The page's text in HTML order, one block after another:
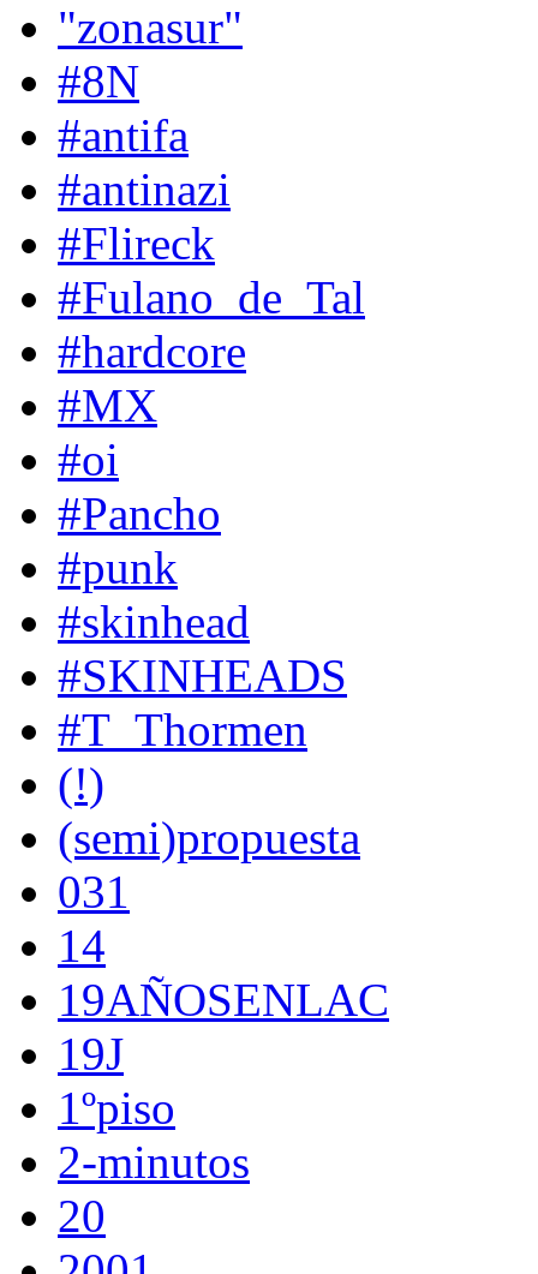
"zonasur"
#8N
#antifa
#antinazi
#Flireck
#Fulano_de_Tal
#hardcore
#MX
#oi
#Pancho
#punk
#skinhead
#SKINHEADS
#T_Thormen
(!)
(semi)propuesta
031
14
19AÑOSENLAC
19J
1ºpiso
2-minutos
20